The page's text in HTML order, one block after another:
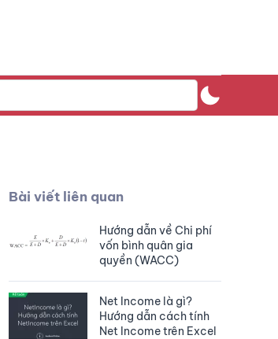
Bài viết liên quan
Hướng dẫn về Chi phí
vốn bình quân gia
quyền (WACC)
Net Income là gì?
Hướng dẫn cách tính
Net Income trên Excel